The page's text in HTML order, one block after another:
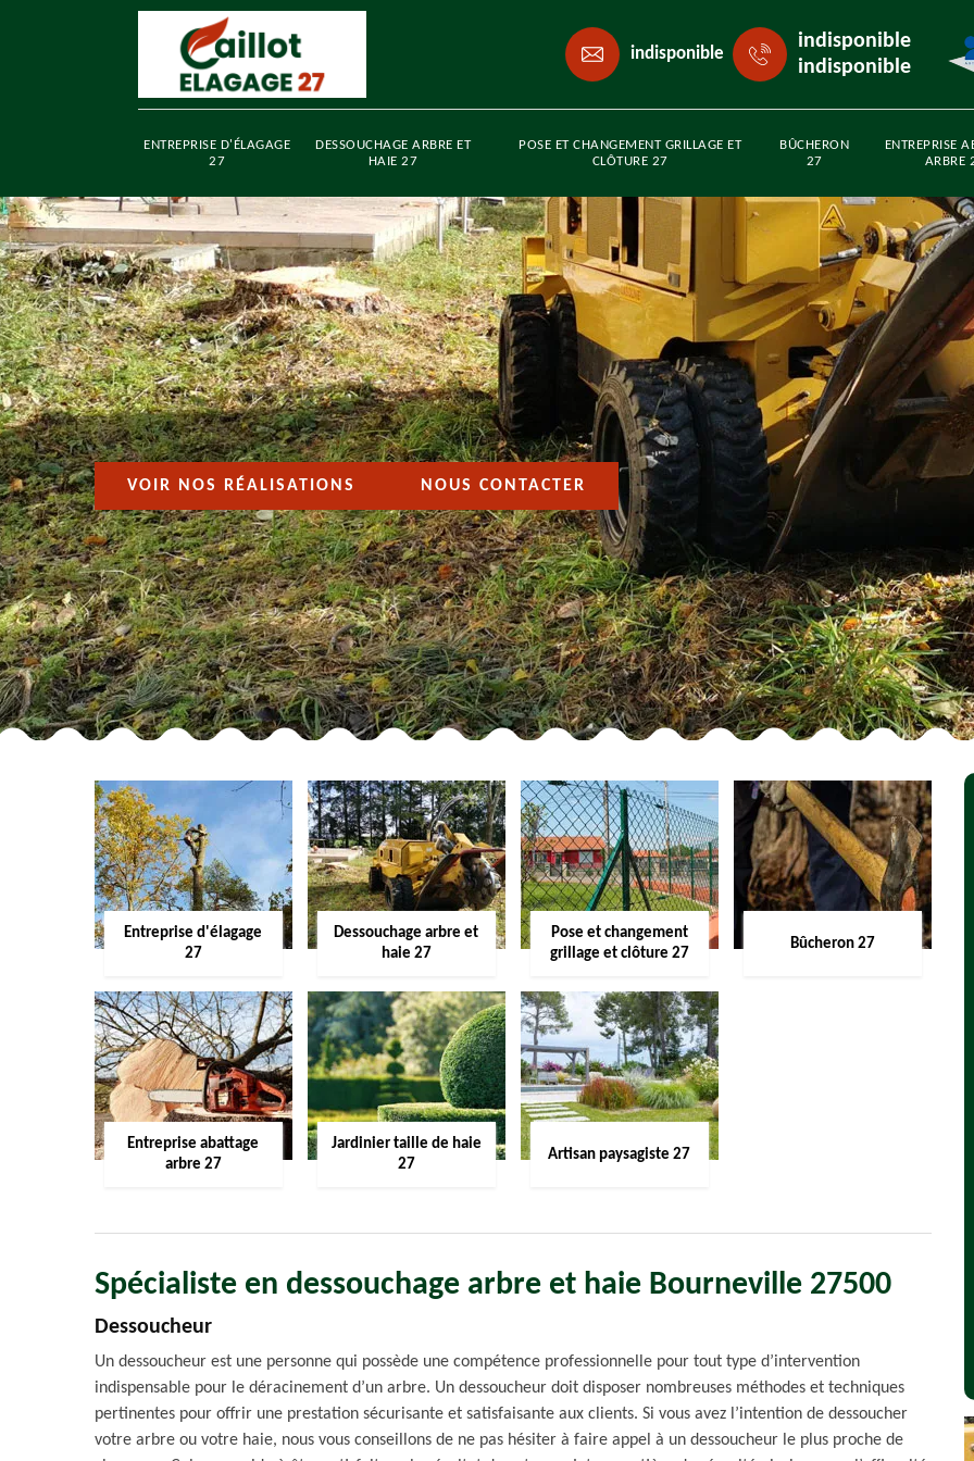
indisponible
indisponible
indisponible
ENTREPRISE D'ÉLAGAGE
27
DESSOUCHAGE ARBRE ET
HAIE 27
POSE ET CHANGEMENT GRILLAGE ET
CLÔTURE 27
BÛCHERON
27
ENTREPRISE
ARBRE
VOIR NOS RÉALISATIONS NOUS CONTACTER
Entreprise d'élagage
27
Dessouchage arbre et
haie 27
Pose et changement
grillage et clôture 27
Bûcheron 27
Entreprise abattage
arbre 27
Jardinier taille de haie
27
Artisan paysagiste 27
Spécialiste en dessouchage arbre et haie Bourneville 27500
Dessoucheur
Un dessoucheur est une personne qui possède une compétence professionnelle pour tout type d’intervention
indispensable pour le déracinement d’un arbre. Un dessoucheur doit disposer nombreuses méthodes et techniques
pertinentes pour offrir une prestation sécurisante et satisfaisante aux clients. Si vous avez l’intention de dessoucher
votre arbre ou votre haie, nous vous conseillons de ne pas hésiter à faire appel à un dessoucheur le plus proche de